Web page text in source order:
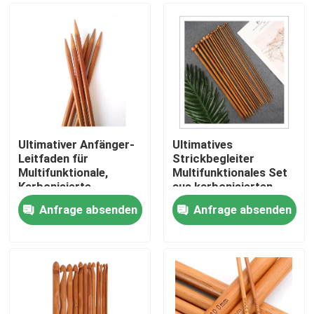
Haus
Produkte
Videos
Ultimativer Anfänger-
Leitfaden für
Multifunktionale,
Karbonisierte
Bambus-Stricknadeln-
Set Anfrage absenden
Ultimatives
Strickbegleiter
Multifunktionales Set
aus karbonisierten
Bambusnadeln
Anfrage absenden